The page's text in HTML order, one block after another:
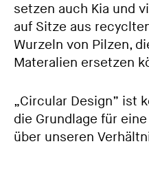
setzen auch Kia und
auf Sitze aus
Wurzeln von Pilzen,
Materalien ersetzen
„Circular Design” ist
die Grundlage für
über unseren